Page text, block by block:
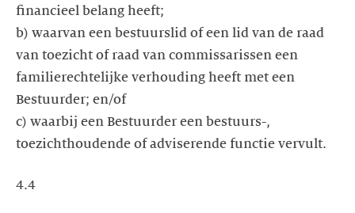
financieel belang heeft;
b) waarvan een bestuurslid of een lid van de raad
van toezicht of raad van commissarissen een
familierechtelijke verhouding heeft met een
Bestuurder; en/of
c) waarbij een Bestuurder een bestuurs-,
toezichthoudende of adviserende functie vervult.
4.4